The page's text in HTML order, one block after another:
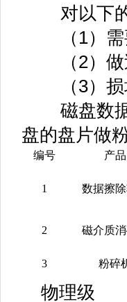
对以下的
（1）需
（2）做过
（3）损
磁盘数据
盘的盘片做
编号 产品
1 数据擦
2 磁介质
3 粉碎
物理级